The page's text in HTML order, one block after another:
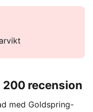
200 recension
med Goldspring-